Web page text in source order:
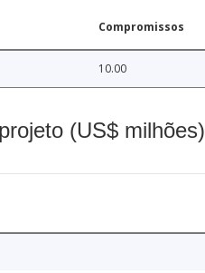
Compromissos
10.00
(US$ milhões)